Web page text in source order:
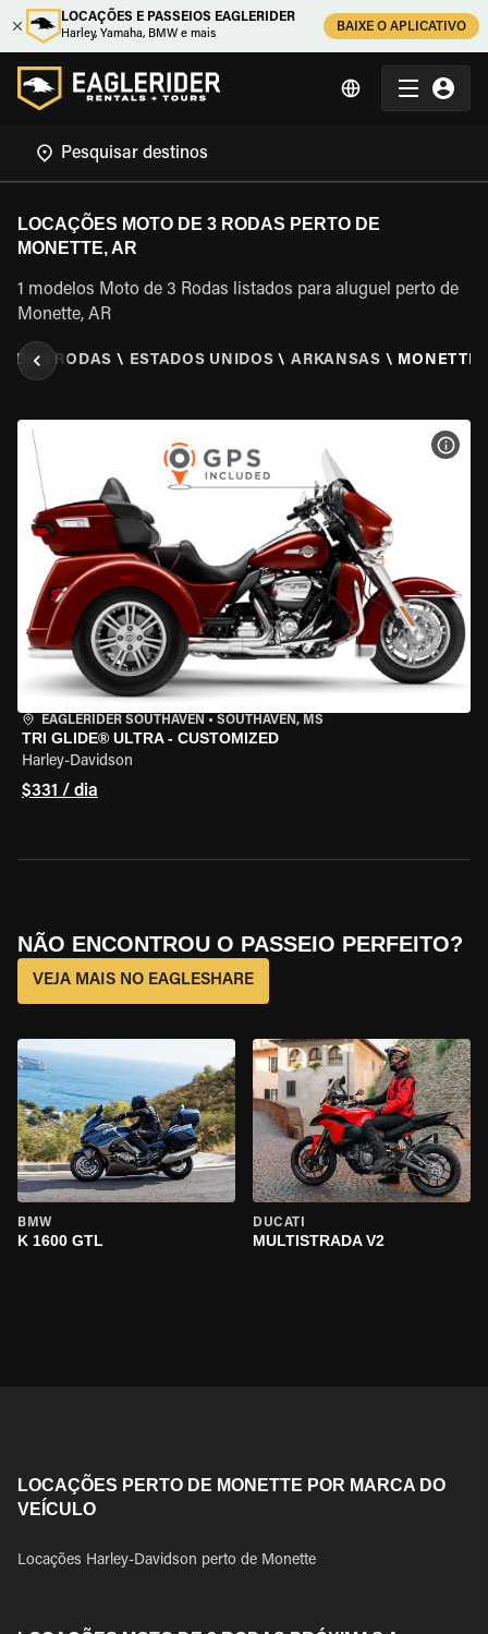
LOCAÇÕES E PASSEIOS EAGLERIDER
Harley, Yamaha, BMW e mais
BAIXE O APLICATIVO
LOCAÇÕES MOTO DE 3 RODAS PERTO DE
MONETTE, AR
1 modelos Moto de 3 Rodas listados para aluguel perto de
Monette, AR
DE 3 RODAS \ ESTADOS UNIDOS \ ARKANSAS \ MONETTE,
EAGLERIDER SOUTHAVEN • SOUTHAVEN, MS
TRI GLIDE® ULTRA - CUSTOMIZED
Harley-Davidson
$331 / dia
VER
NÃO ENCONTROU O PASSEIO PERFEITO?
VEJA MAIS NO EAGLESHARE
BMW
K 1600 GTL
DUCATI
MULTISTRADA V2
LOCAÇÕES PERTO DE MONETTE POR MARCA DO
VEÍCULO
Locações Harley-Davidson perto de Monette